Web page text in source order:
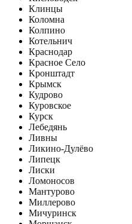
Клинцы
Коломна
Колпино
Котельнич
Краснодар
Красное Село
Кронштадт
Крымск
Кудрово
Куровское
Курск
Лебедянь
Ливны
Ликино-Дулёво
Липецк
Лиски
Ломоносов
Мантурово
Миллерово
Мичуринск